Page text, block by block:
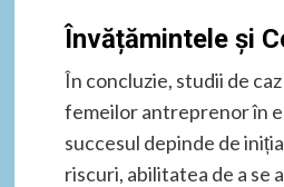
Învățămintele și
În concluzie, studii de
femeilor antreprenor în
succesul depinde de
riscuri, abilitatea de a se